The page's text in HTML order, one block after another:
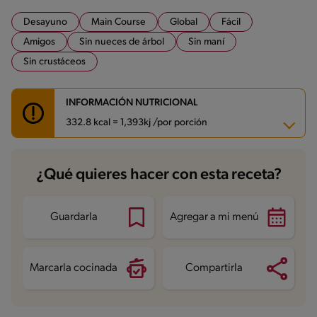
Desayuno Main Course Global
Fácil
Amigos
Sin nueces de árbol
Sin maní
Sin crustáceos
INFORMACIÓN NUTRICIONAL
332.8 kcal = 1,393kj /por porción
Carbohidratos 23.8 g
Energía 332.8 kcal
Proteína
Grasas saturadas 6.9 g
¿Qué quieres hacer con esta receta?
Guardarla Agregar a mi menú
Marcarla cocinada Compartirla